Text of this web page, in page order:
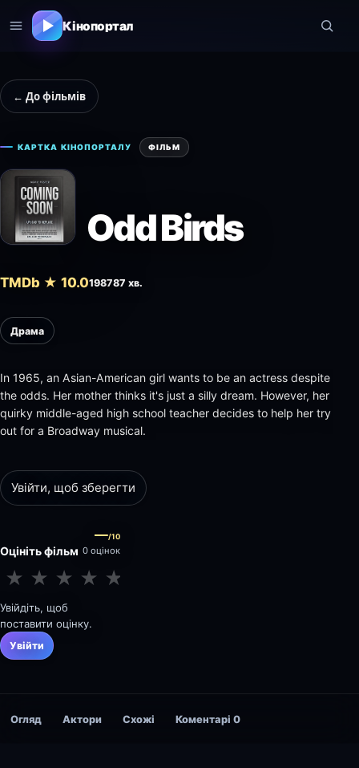
Кінопортал
← До фільмів
КАРТКА КІНОПОРТАЛУ ФІЛЬМ
Odd Birds
TMDb ★ 10.0198787 хв.
Драма
In 1965, an Asian-American girl wants to be an actress despite
the odds. Her mother thinks it's just a silly dream. However, her
quirky middle-aged high school teacher decides to help her try
out for a Broadway musical.
Увійти, щоб зберегти
Оцініть фільм
—/10
0 оцінок
★ ★ ★ ★ ★
Увійдіть, щоб
поставити оцінку.
Увійти
Огляд Актори Схожі Коментарі 0